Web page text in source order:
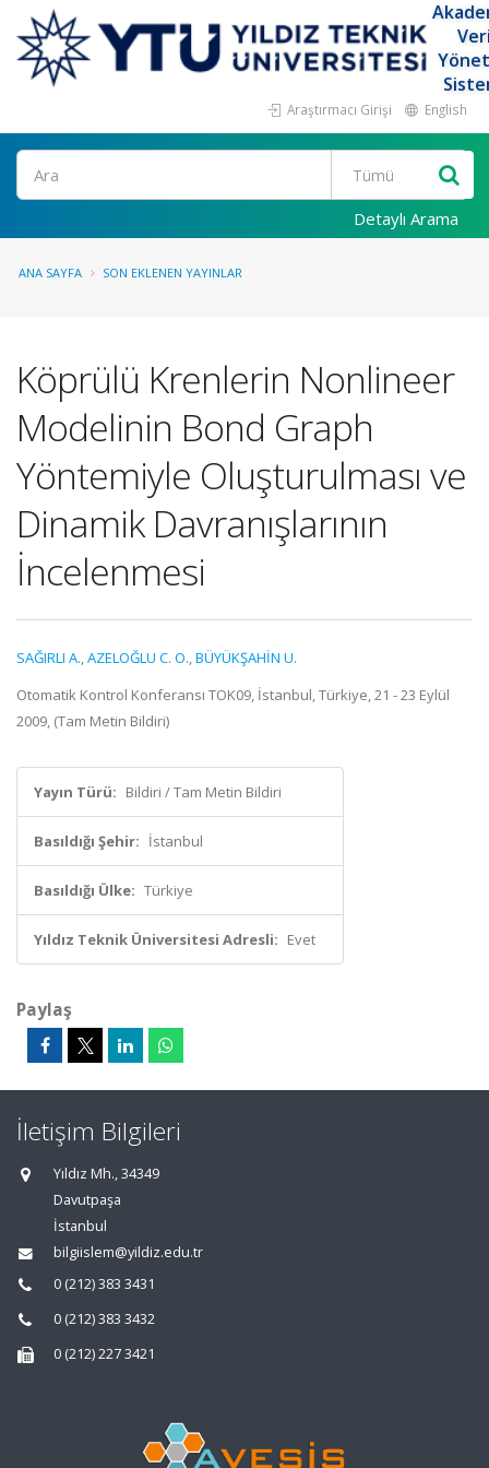
Araştırmacı Girişi English
Ara
Detaylı Arama
ANA SAYFA SON EKLENEN YAYINLAR
Köprülü Krenlerin Nonlineer
Modelinin Bond Graph
Yöntemiyle Oluşturulması ve
Dinamik Davranışlarının
İncelenmesi
SAĞIRLI A.,AZELOĞLU C. O.,BÜYÜKŞAHİN U.
Otomatik Kontrol Konferansı TOK09, İstanbul, Türkiye, 21 - 23 Eylül
2009, (Tam Metin Bildiri)
Yayın Türü: Bildiri / Tam Metin Bildiri
Basıldığı Şehir: İstanbul
Basıldığı Ülke: Türkiye
Yıldız Teknik Üniversitesi Adresli: Evet
Paylaş
İletişim Bilgileri
Yıldız Mh., 34349
Davutpaşa
İstanbul
bilgiislem@yildiz.edu.tr
0 (212) 383 3431
0 (212) 383 3432
0 (212) 227 3421